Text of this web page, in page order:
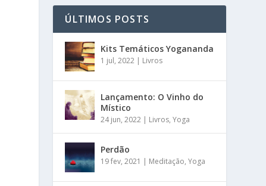
ÚLTIMOS POSTS
Kits Temáticos Yogananda
1 jul, 2022 | Livros
Lançamento: O Vinho do
Místico
24 jun, 2022 | Livros,Yoga
Perdão
19 fev, 2021 | Meditação,Yoga